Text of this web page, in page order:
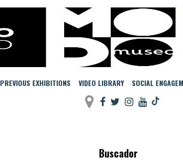
PREVIOUS EXHIBITIONS VIDEO LIBRARY SOCIAL
Buscador